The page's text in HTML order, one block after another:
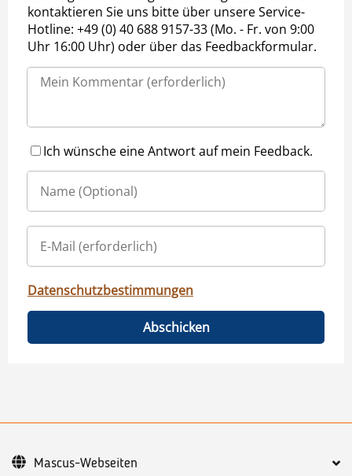
kontaktieren Sie uns bitte über unsere Service-
Hotline: +49 (0) 40 688 9157-33 (Mo. - Fr. von 9:00
Uhr 16:00 Uhr) oder über das Feedbackformular.
Ich wünsche eine Antwort auf mein Feedback.
Datenschutzbestimmungen
Abschicken
Mascus-Webseiten